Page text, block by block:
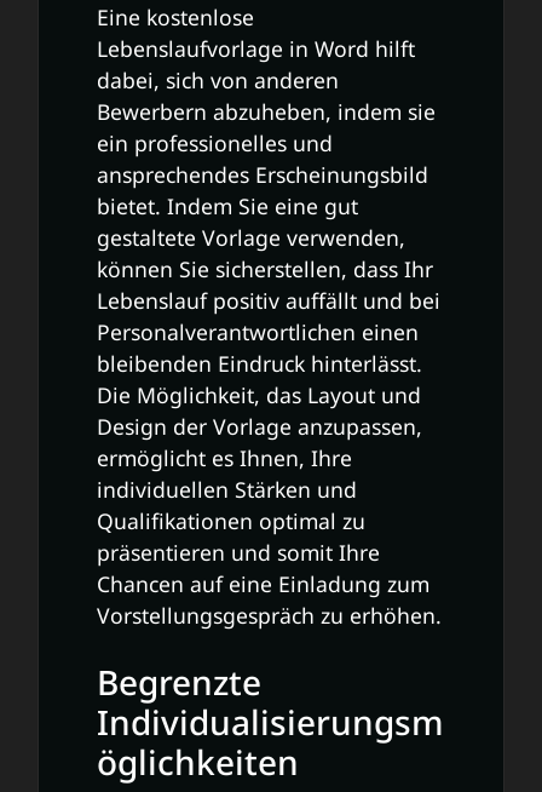
Eine kostenlose
Lebenslaufvorlage in Word hilft
dabei, sich von anderen
Bewerbern abzuheben, indem sie
ein professionelles und
ansprechendes Erscheinungsbild
bietet. Indem Sie eine gut
gestaltete Vorlage verwenden,
können Sie sicherstellen, dass Ihr
Lebenslauf positiv auffällt und bei
Personalverantwortlichen einen
bleibenden Eindruck hinterlässt.
Die Möglichkeit, das Layout und
Design der Vorlage anzupassen,
ermöglicht es Ihnen, Ihre
individuellen Stärken und
Qualifikationen optimal zu
präsentieren und somit Ihre
Chancen auf eine Einladung zum
Vorstellungsgespräch zu erhöhen.
Begrenzte
Individualisierungsm
öglichkeiten